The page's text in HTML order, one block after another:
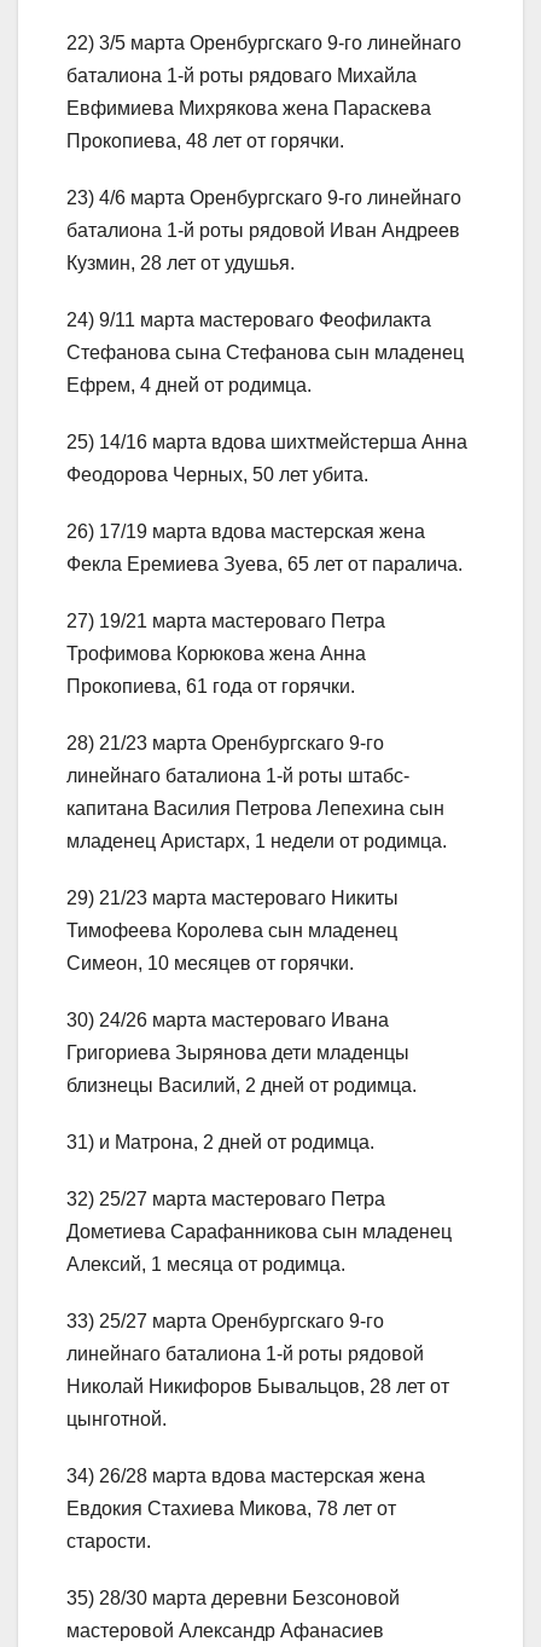
22) 3/5 марта Оренбургскаго 9-го линейнаго
баталиона 1-й роты рядоваго Михайла
Евфимиева Михрякова жена Параскева
Прокопиева, 48 лет от горячки.
23) 4/6 марта Оренбургскаго 9-го линейнаго
баталиона 1-й роты рядовой Иван Андреев
Кузмин, 28 лет от удушья.
24) 9/11 марта мастероваго Феофилакта
Стефанова сына Стефанова сын младенец
Ефрем, 4 дней от родимца.
25) 14/16 марта вдова шихтмейстерша Анна
Феодорова Черных, 50 лет убита.
26) 17/19 марта вдова мастерская жена
Фекла Еремиева Зуева, 65 лет от паралича.
27) 19/21 марта мастероваго Петра
Трофимова Корюкова жена Анна
Прокопиева, 61 года от горячки.
28) 21/23 марта Оренбургскаго 9-го
линейнаго баталиона 1-й роты штабс-
капитана Василия Петрова Лепехина сын
младенец Аристарх, 1 недели от родимца.
29) 21/23 марта мастероваго Никиты
Тимофеева Королева сын младенец
Симеон, 10 месяцев от горячки.
30) 24/26 марта мастероваго Ивана
Григориева Зырянова дети младенцы
близнецы Василий, 2 дней от родимца.
31) и Матрона, 2 дней от родимца.
32) 25/27 марта мастероваго Петра
Дометиева Сарафанникова сын младенец
Алексий, 1 месяца от родимца.
33) 25/27 марта Оренбургскаго 9-го
линейнаго баталиона 1-й роты рядовой
Николай Никифоров Бывальцов, 28 лет от
цынготной.
34) 26/28 марта вдова мастерская жена
Евдокия Стахиева Микова, 78 лет от
старости.
35) 28/30 марта деревни Безсоновой
мастеровой Александр Афанасиев